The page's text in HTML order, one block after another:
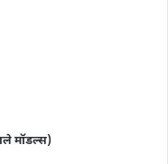
मॉडल्स)